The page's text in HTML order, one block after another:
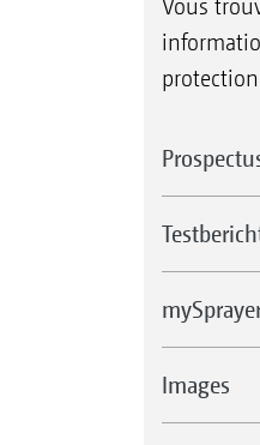
Vous
Images